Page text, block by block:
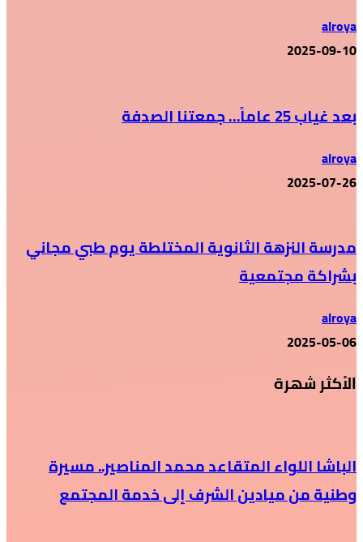
alroya
2025-09-10
بعد غياب 25 عاماً… جمعتنا الصدفة
alroya
2025-07-26
مدرسة النزهة الثانوية المختلطة يوم طبي مجاني
بشراكة مجتمعية
alroya
2025-05-06
الأكثر شهرة
الباشا اللواء المتقاعد محمد المناصير.. مسيرة
وطنية من ميادين الشرف إلى خدمة المجتمع